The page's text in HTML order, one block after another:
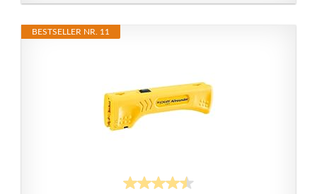
BESTSELLER NR. 11